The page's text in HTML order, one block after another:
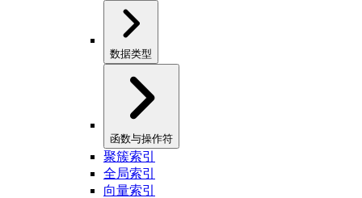
数据类型
函数与操作符
聚簇索引
全局索引
向量索引